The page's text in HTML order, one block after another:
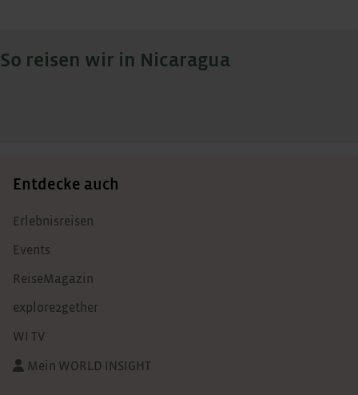
So reisen wir in Nicaragua
Entdecke auch
Erlebnisreisen
Events
ReiseMagazin
explore2gether
WI TV
Mein WORLD INSIGHT